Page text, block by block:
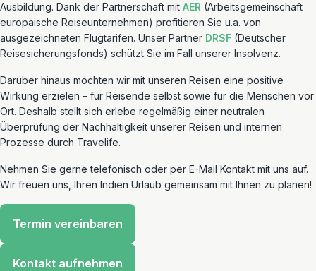
Ausbildung. Dank der Partnerschaft mit AER (Arbeitsgemeinschaft
europäische Reiseunternehmen) profitieren Sie u.a. von
ausgezeichneten Flugtarifen. Unser Partner DRSF (Deutscher
Reisesicherungsfonds) schützt Sie im Fall unserer Insolvenz.
Darüber hinaus möchten wir mit unseren Reisen eine positive
Wirkung erzielen – für Reisende selbst sowie für die Menschen vor
Ort. Deshalb stellt sich erlebe regelmäßig einer neutralen
Überprüfung der Nachhaltigkeit unserer Reisen und internen
Prozesse durch Travelife.
Nehmen Sie gerne telefonisch oder per E-Mail Kontakt mit uns auf.
Wir freuen uns, Ihren Indien Urlaub gemeinsam mit Ihnen zu planen!
Termin vereinbaren
Kontakt aufnehmen